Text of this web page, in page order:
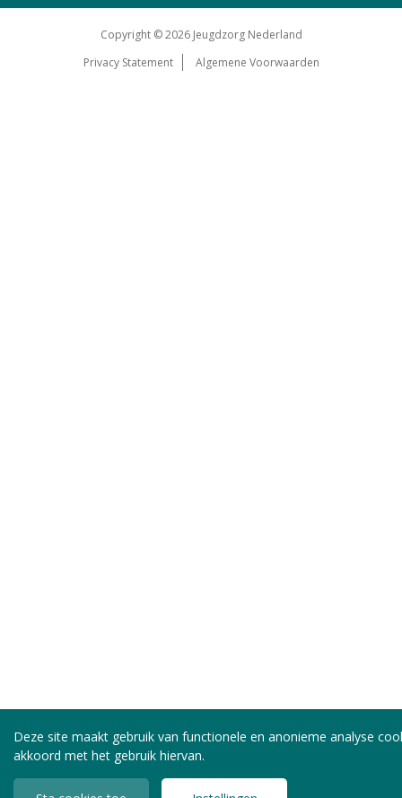
Copyright © 2026 Jeugdzorg Nederland
Privacy Statement
Algemene Voorwaarden
Deze site maakt gebruik van functionele en anonieme analyse
akkoord met het gebruik hiervan.